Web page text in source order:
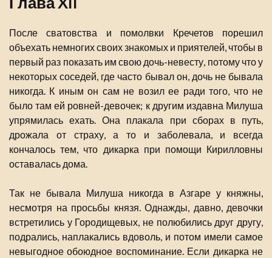
После сватовства и помолвки Кречетов порешил
объехать немногих своих знакомых и приятелей, чтобы в
первый раз показать им свою дочь-невесту, потому что у
некоторых соседей, где часто бывал он, дочь не бывала
никогда. К иным он сам не возил ее ради того, что не
было там ей ровней-девочек; к другим издавна Милуша
упрямилась ехать. Она плакала при сборах в путь,
дрожала от страху, а то и заболевала, и всегда
кончалось тем, что дикарка при помощи Кирилловны
оставалась дома.
Так не бывала Милуша никогда в Азгаре у княжны,
несмотря на просьбы князя. Однажды, давно, девочки
встретились у Городищевых, не полюбились друг другу,
подрались, наплакались вдоволь, и потом имели самое
невыгодное обоюдное воспоминание. Если дикарка не